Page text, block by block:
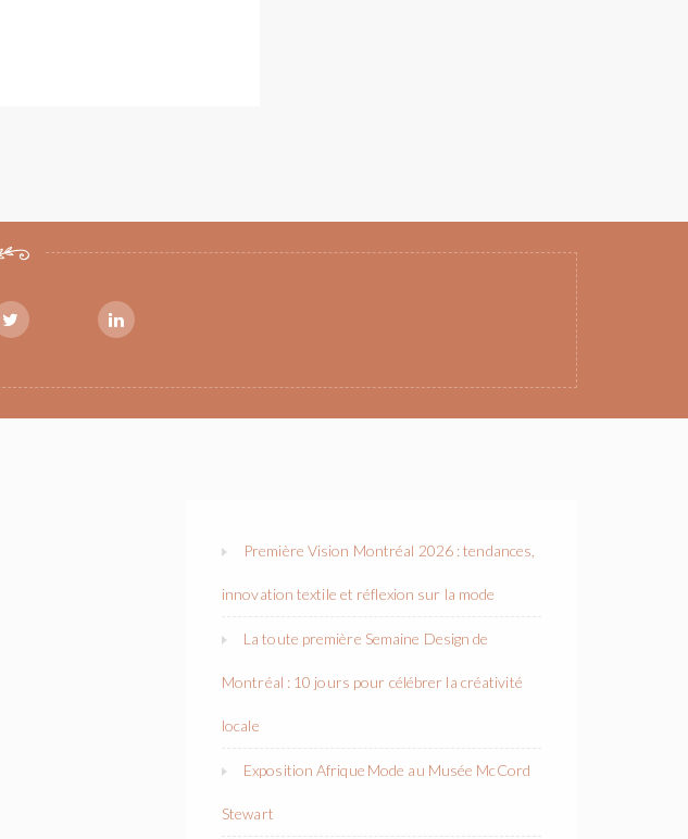
Première Vision Montréal 2026 : tendances,
innovation textile et réflexion sur la mode
La toute première Semaine Design de
Montréal : 10 jours pour célébrer la créativité
locale
Exposition Afrique Mode au Musée McCord
Stewart